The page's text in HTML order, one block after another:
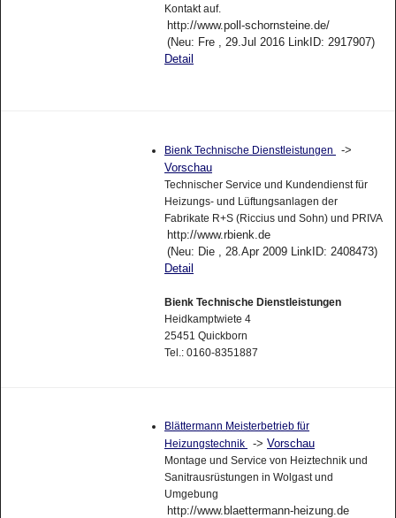
Kontakt auf.
http://www.poll-schornsteine.de/
(Neu: Fre , 29.Jul 2016 LinkID: 2917907)
Detail
Bienk Technische Dienstleistungen
->
Vorschau
Technischer Service und Kundendienst für
Heizungs- und Lüftungsanlagen der
Fabrikate R+S (Riccius und Sohn) und PRIVA
http://www.rbienk.de
(Neu: Die , 28.Apr 2009 LinkID: 2408473)
Detail
Bienk Technische Dienstleistungen
Heidkamptwiete 4
25451 Quickborn
Tel.: 0160-8351887
Blättermann Meisterbetrieb für
Heizungstechnik
-> Vorschau
Montage und Service von Heiztechnik und
Sanitrausrüstungen in Wolgast und
Umgebung
http://www.blaettermann-heizung.de